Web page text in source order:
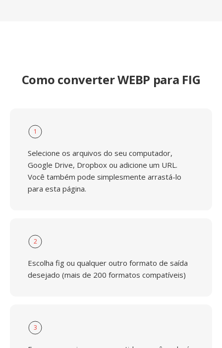
Como converter WEBP para FIG
1
Selecione os arquivos do seu computador,
Google Drive, Dropbox ou adicione um URL.
Você também pode simplesmente arrastá-lo
para esta página.
2
Escolha fig ou qualquer outro formato de saída
desejado (mais de 200 formatos compatíveis)
3